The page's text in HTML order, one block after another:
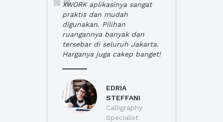
XWORK aplikasinya sangat
praktis dan mudah
digunakan. Pilihan
ruangannya banyak dan
tersebar di seluruh Jakarta.
Harganya juga cakep banget!
EDRIA
STEFFANI
Calligraphy
Specialist